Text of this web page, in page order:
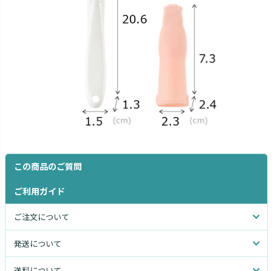
この商品のご質問
ご利用ガイド
ご注文について
発送について